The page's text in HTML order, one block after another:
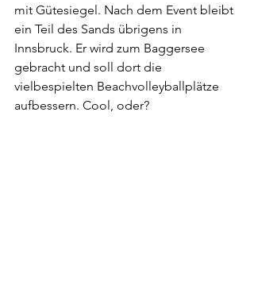
mit Gütesiegel. Nach dem Event bleibt
ein Teil des Sands übrigens in
Innsbruck. Er wird zum Baggersee
gebracht und soll dort die
vielbespielten Beachvolleyballplätze
aufbessern. Cool, oder?